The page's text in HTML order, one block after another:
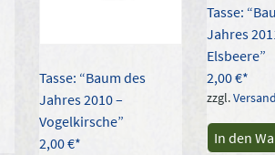
Tasse: “Baum des
Jahres 2010 –
Vogelkirsche”
2,00€
Tasse:
Jahres
Elsbeere”
2,00€
zzgl.
In den